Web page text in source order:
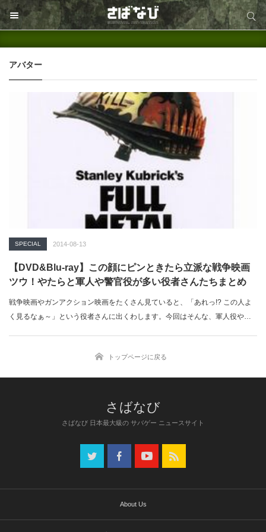
サイト内検索
アバター
SPECIAL 2014-08-13
【DVD&Blu-ray】この顔にピンときたら立派な戦争映画
ツウ！やたらと軍人や警官役が多い役者さんたちまとめ
戦争映画やガンアクション映画をたくさん見ていると、「あれっ!? この人よ
く見るなぁ～」という役者さんに出くわします。今回はそんな、軍人役や警
トップページに戻る
さばなび 日本最大級の サバゲー ニュースサイト
About Us
サイト内検索